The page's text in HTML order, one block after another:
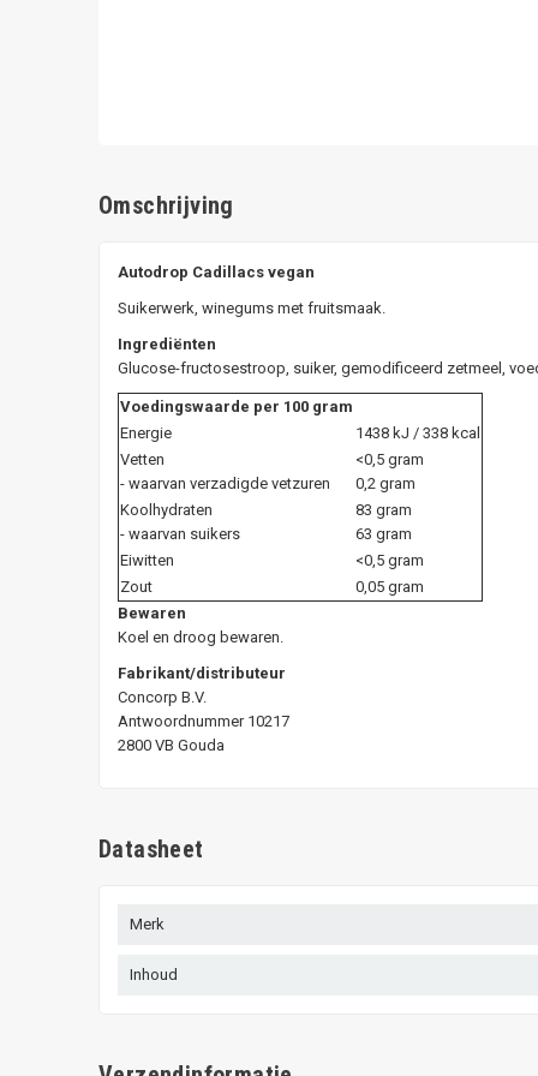
Omschrijving
Autodrop Cadillacs vegan
Suikerwerk, winegums met fruitsmaak.
Ingrediënten
Glucose-fructosestroop, suiker, gemodificeerd zetmeel,
Voedingswaarde per 100 gram
Energie
1438 kJ / 338 kcal
Vetten
- waarvan verzadigde vetzuren
<0,5 gram
0,2 gram
Koolhydraten
- waarvan suikers
83 gram
63 gram
Eiwitten
<0,5 gram
Zout
0,05 gram
Bewaren
Koel en droog bewaren.
Fabrikant/distributeur
Concorp B.V.
Antwoordnummer 10217
2800 VB Gouda
Datasheet
Merk
Inhoud